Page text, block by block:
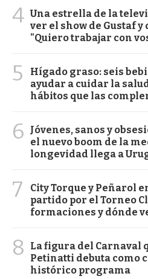
4 Una estrella de la
ver el show de Gustaf
"Quiero trabajar con
5
Hígado graso: seis
ayudar a cuidar la
hábitos que las
6
Jóvenes, sanos y
el nuevo boom de la
longevidad llega a
7
City Torque y Peñarol
partido por el Torneo
formaciones y dónde
8
La figura del Carnaval
Petinatti debuta como
histórico programa